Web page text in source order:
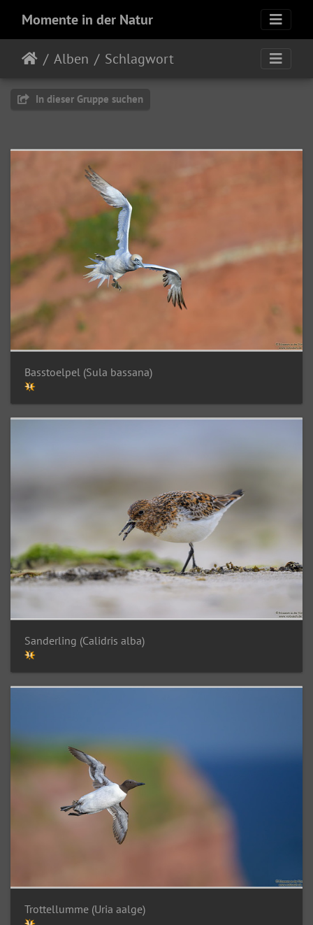
Momente in der Natur
Alben Schlagwort
In dieser Gruppe suchen
Basstoelpel (Sula bassana)
Sanderling (Calidris alba)
Trottellumme (Uria aalge)